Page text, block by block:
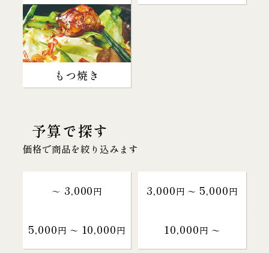
もつ焼き
予算で探す
価格で商品を絞り込みます
～ 3,000円 3,000円 〜 5,000円
5,000円 〜 10,000円 10,000円 〜